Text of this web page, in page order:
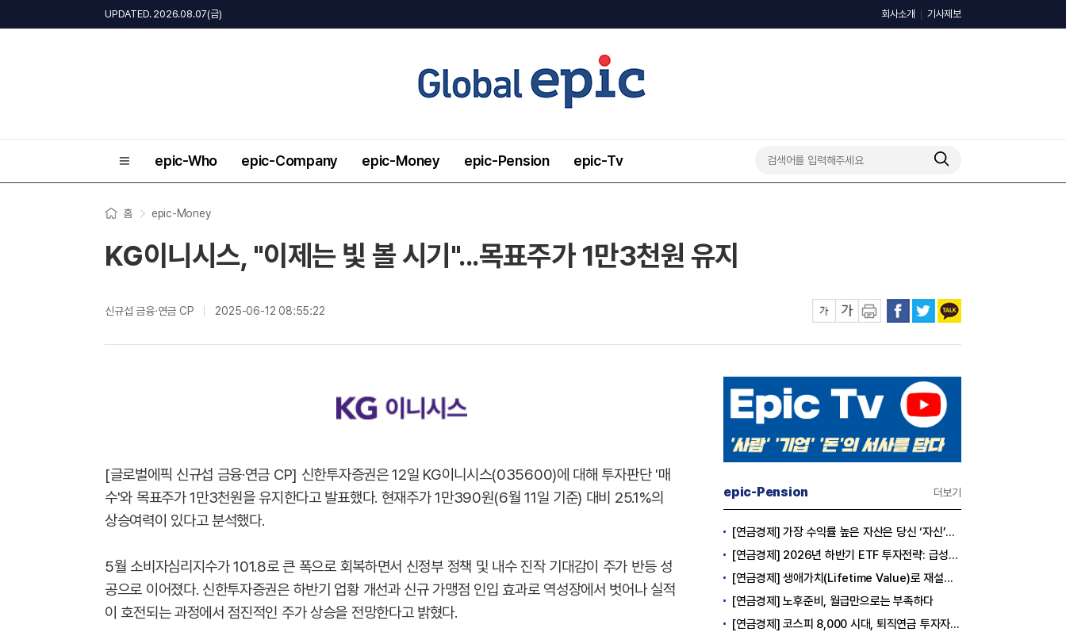
UPDATED. 2026.08.07(금) 회사소개 기사제보
epic-Who epic-Company epic-Money epic-Pension epic-Tv
홈 epic-Money
KG이니시스, "이제는 빛 볼 시기"...목표주가 1만3천원 유지
신규섭 금융·연금 CP 2025-06-12 08:55:22
[글로벌에픽 신규섭 금융·연금 CP] 신한투자증권은 12일 KG이니시스(035600)에 대해 투자판단 '매
수'와 목표주가 1만3천원을 유지한다고 발표했다. 현재주가 1만390원(6월 11일 기준) 대비 25.1%의
상승여력이 있다고 분석했다.
5월 소비자심리지수가 101.8로 큰 폭으로 회복하면서 신정부 정책 및 내수 진작 기대감이 주가 반등 성
공으로 이어졌다. 신한투자증권은 하반기 업황 개선과 신규 가맹점 인입 효과로 역성장에서 벗어나 실적
이 호전되는 과정에서 점진적인 주가 상승을 전망한다고 밝혔다.
epic-Pension 더보기
[연금경제] 가장 수익률 높은 자산은 당신 ‘자신’이다
[연금경제] 2026년 하반기 ETF 투자전략: 급성장의 상반기를 접고, 이제 '실적'이 가르는 하반기를 맞다
[연금경제] 생애가치(Lifetime Value)로 재설계하는 은퇴 후 안정적 생활보장과 평생소득 전략
[연금경제] 노후준비, 월급만으로는 부족하다
[연금경제] 코스피 8,000 시대, 퇴직연금 투자자는 왜 지금 FOMO를 경계해야 하는가